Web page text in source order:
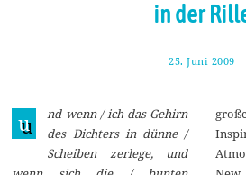
in der
25. Juni 2009
u
i
2
0
u
nd wenn / ich das Gehirn
des Dichters in dünne /
Scheiben zerlege, und